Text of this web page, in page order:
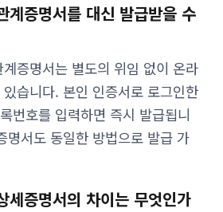
계증명서를 대신 발급받을 수
증명서는 별도의 위임 없이 온라
습니다. 본인 인증서로 로그인한
번호를 입력하면 즉시 발급됩니
명서도 동일한 방법으로 발급 가
세증명서의 차이는 무엇인가